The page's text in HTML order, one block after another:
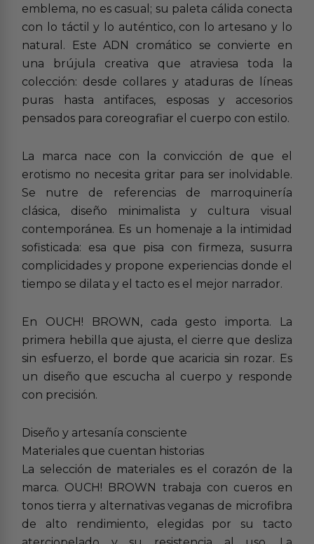
emblema, no es casual; su paleta cálida conecta
con lo táctil y lo auténtico, con lo artesano y lo
natural. Este ADN cromático se convierte en
una brújula creativa que atraviesa toda la
colección: desde collares y ataduras de líneas
puras hasta antifaces, esposas y accesorios
pensados para coreografiar el cuerpo con estilo.
La marca nace con la convicción de que el
erotismo no necesita gritar para ser inolvidable.
Se nutre de referencias de marroquinería
clásica, diseño minimalista y cultura visual
contemporánea. Es un homenaje a la intimidad
sofisticada: esa que pisa con firmeza, susurra
complicidades y propone experiencias donde el
tiempo se dilata y el tacto es el mejor narrador.
En OUCH! BROWN, cada gesto importa. La
primera hebilla que ajusta, el cierre que desliza
sin esfuerzo, el borde que acaricia sin rozar. Es
un diseño que escucha al cuerpo y responde
con precisión.
Diseño y artesanía consciente
Materiales que cuentan historias
La selección de materiales es el corazón de la
marca. OUCH! BROWN trabaja con cueros en
tonos tierra y alternativas veganas de microfibra
de alto rendimiento, elegidas por su tacto